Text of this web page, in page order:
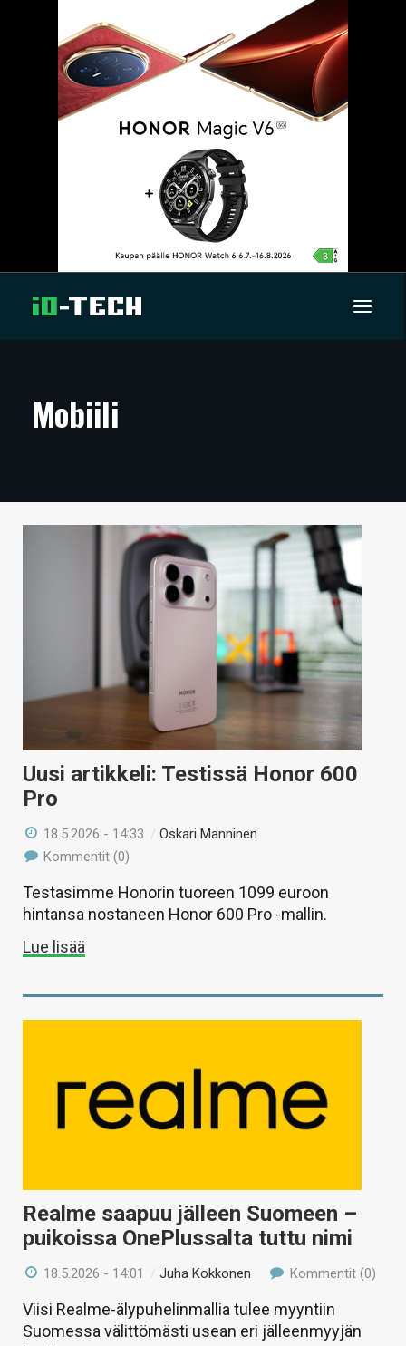
ARTIKKELIT
TECHBBS
HAKU
Mobiili
Uusi artikkeli: Testissä Honor 600
Pro
18.5.2026 - 14:33 /Oskari Manninen
Kommentit (0)
Testasimme Honorin tuoreen 1099 euroon
hintansa nostaneen Honor 600 Pro -mallin.
Lue lisää
Realme saapuu jälleen Suomeen –
puikoissa OnePlussalta tuttu nimi
18.5.2026 - 14:01 /Juha Kokkonen Kommentit (0)
Viisi Realme-älypuhelinmallia tulee myyntiin
Suomessa välittömästi usean eri jälleenmyyjän